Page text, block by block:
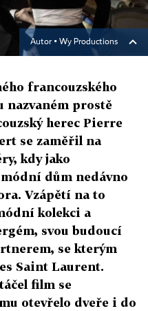
Autor ▪ Wy Productions
francouzského
nazvaném prostě
herec Pierre
se zaměřil na
kdy jako
dům nedávno
Vzápětí na to
kolekci a
svou budoucí
se kterým
Saint Laurent.
film se
otevřelo dveře i do